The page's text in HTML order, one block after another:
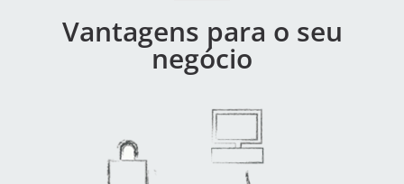
Vantagens para o seu
negócio